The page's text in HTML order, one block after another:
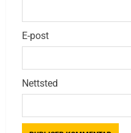
E-post
Nettsted